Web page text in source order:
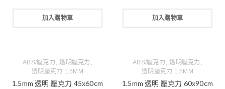
加入購物車 加入購物車
ABS/壓克力 ,透明壓克力
透明壓克力 1.5MM
1.5mm 透明 壓克力 45x60cm
ABS/壓克力 ,透明壓克力
透明壓克力 1.5MM
1.5mm 透明 壓克力 60x90cm